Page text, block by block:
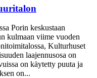
Porin keskustaan
kulmaan viime vuoden
Kulturhuset
laajennusosa on
on käytetty puuta ja
on...